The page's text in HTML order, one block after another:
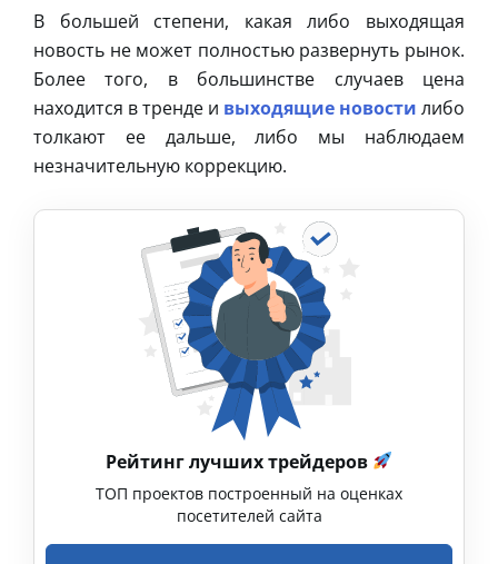
В большей степени, какая либо выходящая
новость не может полностью развернуть рынок.
Более того, в большинстве случаев цена
находится в тренде и выходящие новости либо
толкают ее дальше, либо мы наблюдаем
незначительную коррекцию.
Рейтинг лучших трейдеров
ТОП проектов построенный на оценках
посетителей сайта